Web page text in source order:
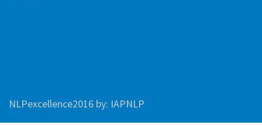
NLPexcellence2016 by: IAPNLP